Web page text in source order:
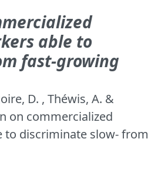
able to
fast-growing
D. , Théwis, A. &
on commercialized
to discriminate slow- from